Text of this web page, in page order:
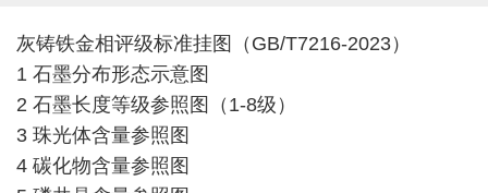
灰铸铁金相评级标准挂图（GB/T7216-2023）
1 石墨分布形态示意图
2 石墨长度等级参照图（1-8级）
3 珠光体含量参照图
4 碳化物含量参照图